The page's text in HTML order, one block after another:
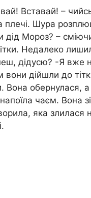
Вставай! –
плечі. Шура
Мороз? –
Недалеко
дідусю? -Я вже
дійшли до
Вона обернулася,
чаєм. Вона
яка злилася